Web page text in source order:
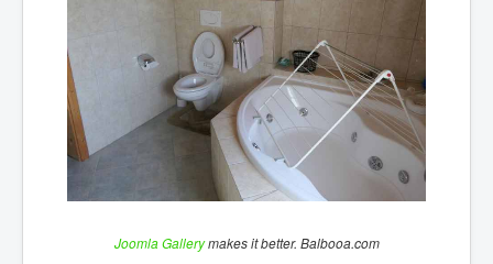
Joomla Gallerymakes it better. Balbooa.com